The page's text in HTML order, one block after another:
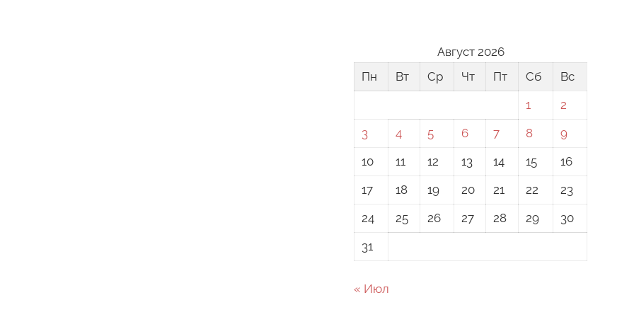
Август 2026
Пн
Вт Ср Чт Пт Сб
Вс
1
2
3
4 5 6 7 8
9
10
11 12 13 14 15
16
17
18 19 20 21 22
23
24
25 26 27 28 29
30
31
« Июл